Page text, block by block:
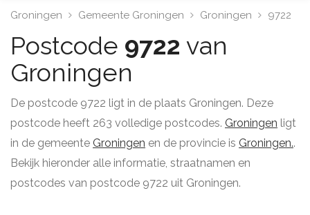
Groningen Gemeente Groningen Groningen 9722
Postcode 9722 van
Groningen
De postcode 9722 ligt in de plaats Groningen. Deze
postcode heeft 263 volledige postcodes. Groningen ligt
in de gemeente Groningen en de provincie is Groningen..
Bekijk hieronder alle informatie, straatnamen en
postcodes van postcode 9722 uit Groningen.